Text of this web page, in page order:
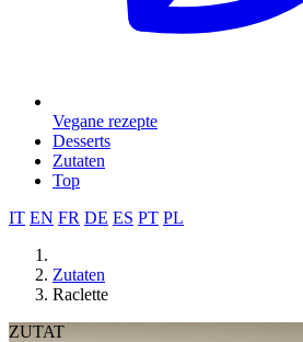
Vegane rezepte
Desserts
Zutaten
Top
IT EN FR DE ES PT PL
Zutaten
Raclette
ZUTAT